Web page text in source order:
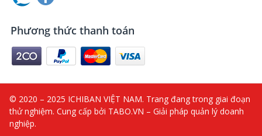
Phương thức thanh toán
© 2020 – 2025 ICHIBAN VIỆT NAM. Trang đang trong giai đoạn
thử nghiệm. Cung cấp bởi TABO.VN – Giải pháp quản lý doanh
nghiệp.